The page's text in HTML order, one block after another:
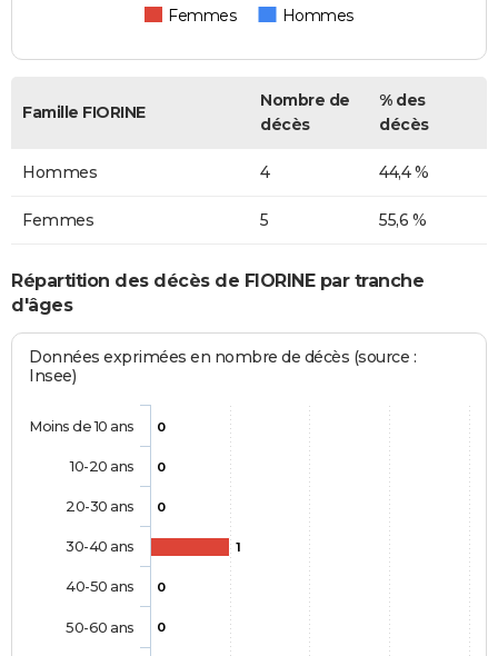
Femmes Hommes
Famille FIORINE
Nombre de
décès
% des
décès
Hommes 4 44,4 %
Femmes 5 55,6 %
Répartition des décès de FIORINE par tranche
d'âges
Données exprimées en nombre de décès (source :
Insee)
0
0
0
1
0
0
Moins de 10 ans
10-20 ans
20-30 ans
30-40 ans
40-50 ans
50-60 ans